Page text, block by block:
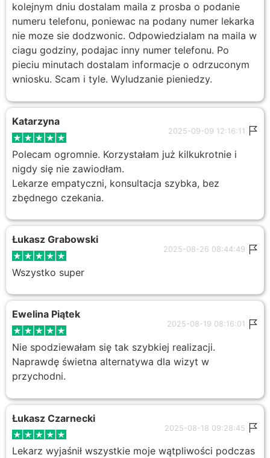
kolejnym dniu dostalam maila z prosba o podanie
numeru telefonu, poniewac na podany numer lekarka
nie moze sie dodzwonic. Odpowiedzialam na maila w
ciagu godziny, podajac inny numer telefonu. Po
pieciu minutach dostalam informacje o odrzuconym
wniosku. Scam i tyle. Wyludzanie pieniedzy.
Katarzyna
2025-09-09 12:16:11
Polecam ogromnie. Korzystałam już kilkukrotnie i
nigdy się nie zawiodłam.
Lekarze empatyczni, konsultacja szybka, bez
zbędnego czekania.
Łukasz Grabowski
2025-08-26 08:44:49
Wszystko super
Ewelina Piątek
2025-08-19 08:16:01
Nie spodziewałam się tak szybkiej realizacji.
Naprawdę świetna alternatywa dla wizyt w
przychodni.
Łukasz Czarnecki
2025-08-18 09:28:45
Lekarz wyjaśnił wszystkie moje wątpliwości podczas